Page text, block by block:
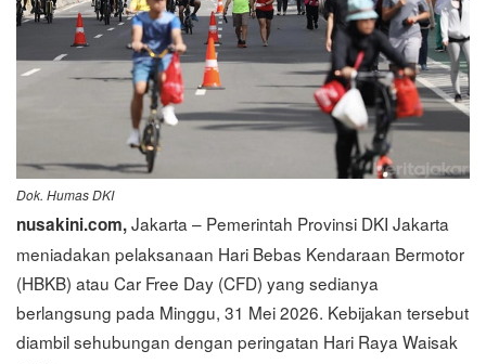
Dok. Humas DKI
nusakini.com,Jakarta – Pemerintah Provinsi DKI Jakarta
meniadakan pelaksanaan Hari Bebas Kendaraan Bermotor
(HBKB) atau Car Free Day (CFD) yang sedianya
berlangsung pada Minggu, 31 Mei 2026. Kebijakan tersebut
diambil sehubungan dengan peringatan Hari Raya Waisak